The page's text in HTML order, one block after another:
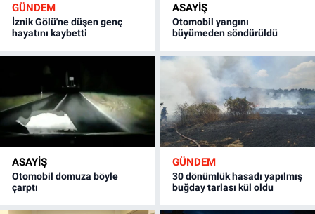
GÜNDEM
İznik Gölü'ne düşen genç
hayatını kaybetti
ASAYİŞ
Otomobil yangını
büyümeden söndürüldü
ASAYİŞ
Otomobil domuza böyle
çarptı
GÜNDEM
30 dönümlük hasadı yapılmış
buğday tarlası kül oldu